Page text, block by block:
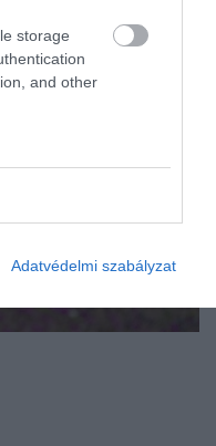
storage
and other
Adatvédelmi szabályzat